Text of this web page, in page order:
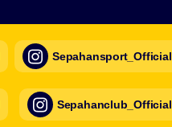
Sepahansport_Official
Sepahanclub_Official